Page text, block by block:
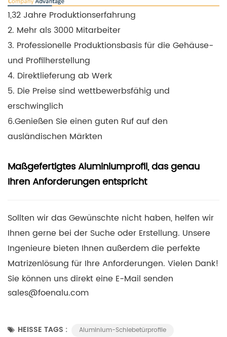
1,32 Jahre Produktionserfahrung
2. Mehr als 3000 Mitarbeiter
3. Professionelle Produktionsbasisfür die Gehäuse-
und Profilherstellung
4. Direktlieferung ab Werk
5. Die Preise sind wettbewerbsfähig und
erschwinglich
6.Genießen Sie einen guten Ruf auf den
ausländischen Märkten
Maßgefertigtes Aluminiumprofil, das genau
Ihren Anforderungen entspricht
Sollten wir das Gewünschte nicht haben, helfen wir
Ihnen gerne bei der Suche oder Erstellung. Unsere
Ingenieure bieten Ihnen außerdem die perfekte
Matrizenlösung für Ihre Anforderungen. Vielen Dank!
Sie können uns direkt eine E-Mail senden
sales@foenalu.com
HEISSE TAGS :
Aluminium-Schiebetürprofile